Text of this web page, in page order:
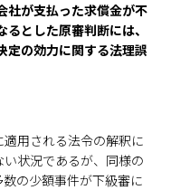
社が支払った求償金が不
とした原審判断には、
定の効力に関する法理誤
用される法令の解釈に
状況であるが、同様の
の少額事件が下級審に